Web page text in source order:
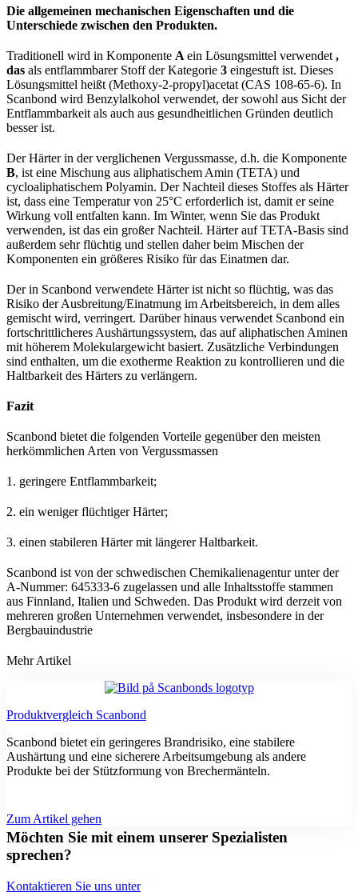
Die allgemeinen mechanischen Eigenschaften und die
Unterschiede zwischen den Produkten.
Traditionell wird in Komponente A ein Lösungsmittel verwendet ,
das als entflammbarer Stoff der Kategorie 3 eingestuft ist. Dieses
Lösungsmittel heißt (Methoxy-2-propyl)acetat (CAS 108-65-6). In
Scanbond wird Benzylalkohol verwendet, der sowohl aus Sicht der
Entflammbarkeit als auch aus gesundheitlichen Gründen deutlich
besser ist.
Der Härter in der verglichenen Vergussmasse, d.h. die Komponente
B, ist eine Mischung aus aliphatischem Amin (TETA) und
cycloaliphatischem Polyamin. Der Nachteil dieses Stoffes als Härter
ist, dass eine Temperatur von 25°C erforderlich ist, damit er seine
Wirkung voll entfalten kann. Im Winter, wenn Sie das Produkt
verwenden, ist das ein großer Nachteil. Härter auf TETA-Basis sind
außerdem sehr flüchtig und stellen daher beim Mischen der
Komponenten ein größeres Risiko für das Einatmen dar.
Der in Scanbond verwendete Härter ist nicht so flüchtig, was das
Risiko der Ausbreitung/Einatmung im Arbeitsbereich, in dem alles
gemischt wird, verringert. Darüber hinaus verwendet Scanbond ein
fortschrittlicheres Aushärtungssystem, das auf aliphatischen Aminen
mit höherem Molekulargewicht basiert. Zusätzliche Verbindungen
sind enthalten, um die exotherme Reaktion zu kontrollieren und die
Haltbarkeit des Härters zu verlängern.
Fazit
Scanbond bietet die folgenden Vorteile gegenüber den meisten
herkömmlichen Arten von Vergussmassen
1. geringere Entflammbarkeit;
2. ein weniger flüchtiger Härter;
3. einen stabileren Härter mit längerer Haltbarkeit.
Scanbond ist von der schwedischen Chemikalienagentur unter der
A-Nummer: 645333-6 zugelassen und alle Inhaltsstoffe stammen
aus Finnland, Italien und Schweden. Das Produkt wird derzeit von
mehreren großen Unternehmen verwendet, insbesondere in der
Bergbauindustrie
Mehr Artikel
Produktvergleich Scanbond
Scanbond bietet ein geringeres Brandrisiko, eine stabilere
Aushärtung und eine sicherere Arbeitsumgebung als andere
Produkte bei der Stützformung von Brechermänteln.
Zum Artikel gehen
Möchten Sie mit einem unserer Spezialisten
sprechen?
Kontaktieren Sie uns unter